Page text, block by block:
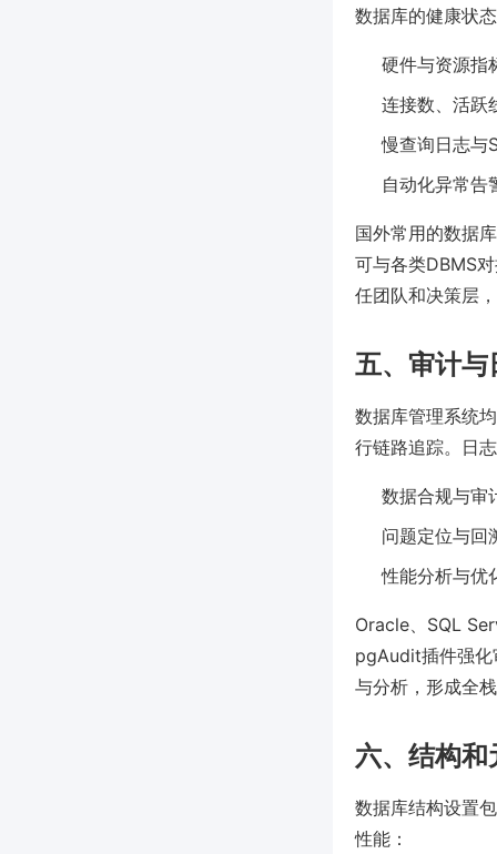
数据库的健康状
硬件与资源指
连接数、活跃
慢查询日志与
自动化异常告
国外常用的数据
可与各类DBMS
任团队和决策层
五、审计与
数据库管理系统
行链路追踪。日
数据合规与审
问题定位与回
性能分析与优
Oracle、SQL
pgAudit插件强化
与分析，形成全
六、结构
数据库结构设置
性能：